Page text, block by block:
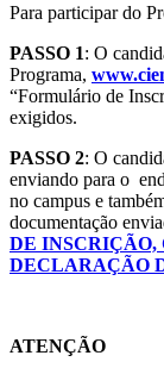
Para participar do
PASSO 1: O
Programa,
“Formulário de
exigidos.
PASSO 2: O
enviando para o
no campus e
documentação
DE INSCRIÇÃO,
DECLARAÇÃO
ATENÇÃO